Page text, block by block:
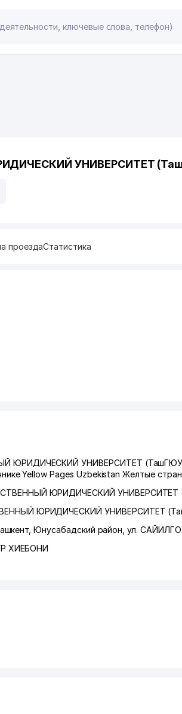
УНИВЕРСИТЕТ
проездаСтатистика
ЮРИДИЧЕСКИЙ УНИВЕРСИТЕТ (ТашГЮУ),
Yellow Pages Uzbekistan Желтые
ЮРИДИЧЕСКИЙ УНИВЕРСИТЕТ
ЮРИДИЧЕСКИЙ УНИВЕРСИТЕТ
,Юнусабадский район ,ул.
ХИЕБОНИ